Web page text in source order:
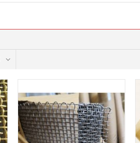
面议
会员注册：第 2 年
经营模式：生产制造